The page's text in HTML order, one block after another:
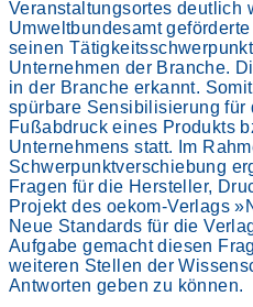
Veranstaltungsortes deutlich
Umweltbundesamt
seinen
Unternehmen der Branche.
in der Branche erkannt.
spürbare Sensibilisierung für
Fußabdruck eines Produkts
Unternehmens statt. Im
Schwerpunktverschiebung
Fragen für die Hersteller,
Projekt des oekom-Verlags
Neue Standards für die
Aufgabe gemacht diesen
weiteren Stellen der
Antworten geben zu können.